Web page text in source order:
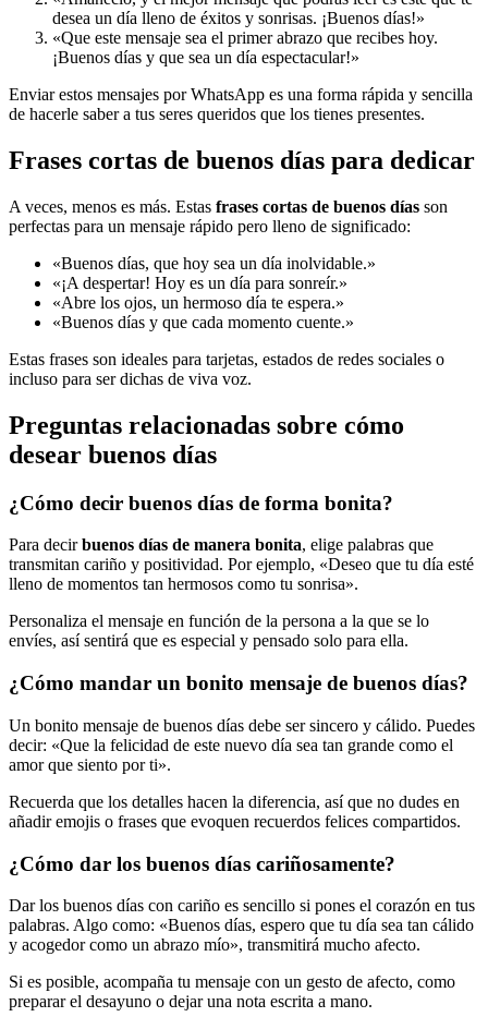
desea un día lleno de éxitos y sonrisas. ¡Buenos días!»
«Que este mensaje sea el primer abrazo que recibes hoy.
¡Buenos días y que sea un día espectacular!»
Enviar estos mensajes por WhatsApp es una forma rápida y sencilla
de hacerle saber a tus seres queridos que los tienes presentes.
Frases cortas de buenos días para dedicar
A veces, menos es más. Estas frases cortas de buenos días son
perfectas para un mensaje rápido pero lleno de significado:
«Buenos días, que hoy sea un día inolvidable.»
«¡A despertar! Hoy es un día para sonreír.»
«Abre los ojos, un hermoso día te espera.»
«Buenos días y que cada momento cuente.»
Estas frases son ideales para tarjetas, estados de redes sociales o
incluso para ser dichas de viva voz.
Preguntas relacionadas sobre cómo
desear buenos días
¿Cómo decir buenos días de forma bonita?
Para decirbuenos días de manera bonita, elige palabras que
transmitan cariño y positividad. Por ejemplo, «Deseo que tu día esté
lleno de momentos tan hermosos como tu sonrisa».
Personaliza el mensaje en función de la persona a la que se lo
envíes, así sentirá que es especial y pensado solo para ella.
¿Cómo mandar un bonito mensaje de buenos días?
Un bonito mensaje de buenos días debe ser sincero y cálido. Puedes
decir: «Que la felicidad de este nuevo día sea tan grande como el
amor que siento por ti».
Recuerda que los detalles hacen la diferencia, así que no dudes en
añadir emojis o frases que evoquen recuerdos felices compartidos.
¿Cómo dar los buenos días cariñosamente?
Dar los buenos días con cariño es sencillo si pones el corazón en tus
palabras. Algo como: «Buenos días, espero que tu día sea tan cálido
y acogedor como un abrazo mío», transmitirá mucho afecto.
Si es posible, acompaña tu mensaje con un gesto de afecto, como
preparar el desayuno o dejar una nota escrita a mano.